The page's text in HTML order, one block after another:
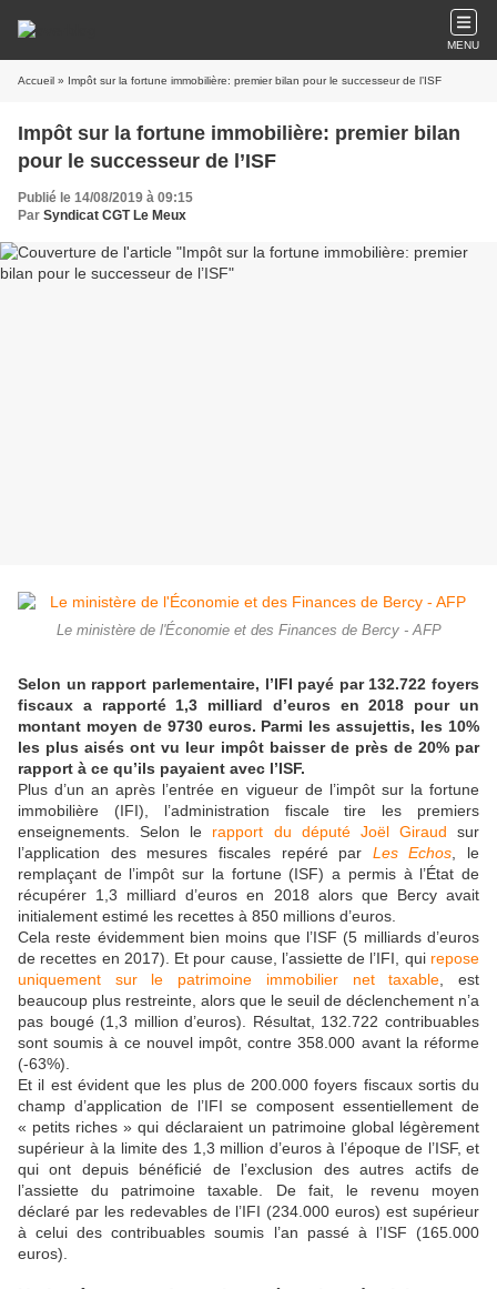
MENU
Accueil » Impôt sur la fortune immobilière: premier bilan pour le successeur de l’ISF
Impôt sur la fortune immobilière: premier bilan
pour le successeur de l’ISF
Publié le 14/08/2019 à 09:15
Par Syndicat CGT Le Meux
Le ministère de l'Économie et des Finances de Bercy - AFP
Selon un rapport parlementaire, l’IFI payé par 132.722 foyers
fiscaux a rapporté 1,3 milliard d’euros en 2018 pour un
montant moyen de 9730 euros. Parmi les assujettis, les 10%
les plus aisés ont vu leur impôt baisser de près de 20% par
rapport à ce qu’ils payaient avec l’ISF.
Plus d’un an après l’entrée en vigueur de l’impôt sur la fortune
immobilière (IFI), l’administration fiscale tire les premiers
enseignements. Selon le rapport du député Joël Giraud sur
l’application des mesures fiscales repéré par Les Echos , le
remplaçant de l’impôt sur la fortune (ISF) a permis à l’État de
récupérer 1,3 milliard d’euros en 2018 alors que Bercy avait
initialement estimé les recettes à 850 millions d’euros.
Cela reste évidemment bien moins que l’ISF (5 milliards d’euros
de recettes en 2017). Et pour cause, l’assiette de l’IFI, qui repose
uniquement sur le patrimoine immobilier net taxable , est
beaucoup plus restreinte, alors que le seuil de déclenchement n’a
pas bougé (1,3 million d’euros). Résultat, 132.722 contribuables
sont soumis à ce nouvel impôt, contre 358.000 avant la réforme
(-63%).
Et il est évident que les plus de 200.000 foyers fiscaux sortis du
champ d’application de l’IFI se composent essentiellement de
« petits riches » qui déclaraient un patrimoine global légèrement
supérieur à la limite des 1,3 million d’euros à l’époque de l’ISF, et
qui ont depuis bénéficié de l’exclusion des autres actifs de
l’assiette du patrimoine taxable. De fait, le revenu moyen
déclaré par les redevables de l’IFI (234.000 euros) est supérieur
à celui des contribuables soumis l’an passé à l’ISF (165.000
euros).